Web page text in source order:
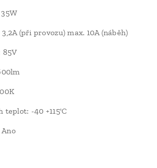
(při provozu) max. 10A (náběh)
85V
teplot: -40 +115'C
Ano